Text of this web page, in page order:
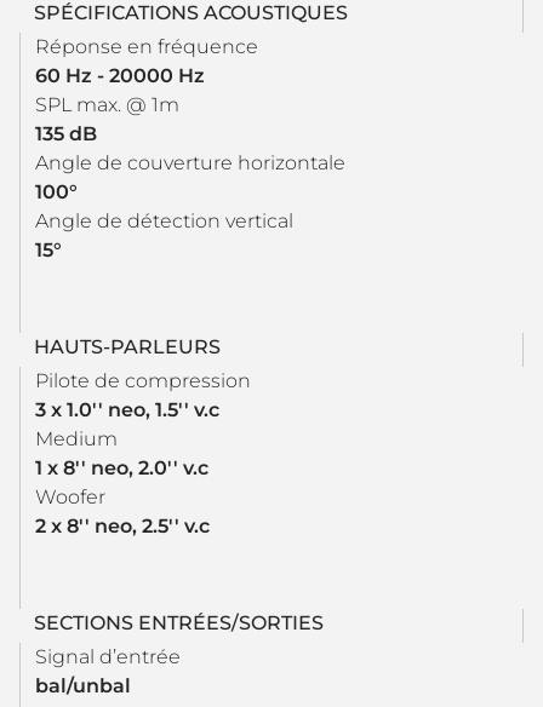
SPÉCIFICATIONS ACOUSTIQUES
Réponse en fréquence
60 Hz - 20000 Hz
SPL max. @ 1m
135 dB
Angle de couverture horizontale
100°
Angle de détection vertical
15°
HAUTS-PARLEURS
Pilote de compression
3 x 1.0'' neo, 1.5'' v.c
Medium
1 x 8'' neo, 2.0'' v.c
Woofer
2 x 8'' neo, 2.5'' v.c
SECTIONS ENTRÉES/SORTIES
Signal d’entrée
bal/unbal